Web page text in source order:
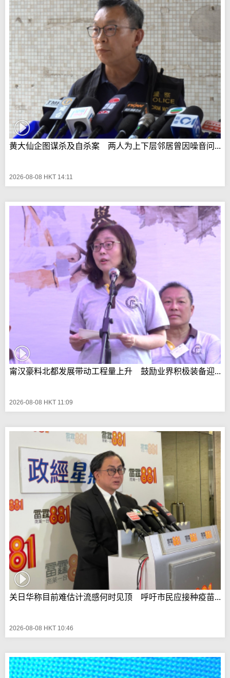
黄大仙企图谋杀及自杀案 两人为上下层邻居曾因噪音问...
2026-08-08 HKT 14:11
甯汉豪料北都发展带动工程量上升 鼓励业界积极装备迎...
2026-08-08 HKT 11:09
关日华称目前难估计流感何时见顶 呼吁市民应接种疫苗...
2026-08-08 HKT 10:46